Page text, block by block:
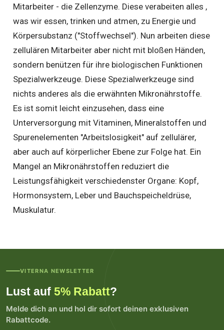
Mitarbeiter - die Zellenzyme. Diese verabeiten alles ,
was wir essen, trinken und atmen, zu Energie und
Körpersubstanz ("Stoffwechsel"). Nun arbeiten diese
zellulären Mitarbeiter aber nicht mit bloßen Händen,
sondern benützen für ihre biologischen Funktionen
Spezialwerkzeuge. Diese Spezialwerkzeuge sind
nichts anderes als die erwähnten Mikronährstoffe.
Es ist somit leicht einzusehen, dass eine
Unterversorgung mit Vitaminen, Mineralstoffen und
Spurenelementen "Arbeitslosigkeit" auf zellulärer,
aber auch auf körperlicher Ebene zur Folge hat. Ein
Mangel an Mikronährstoffen reduziert die
Leistungsfähigkeit verschiedenster Organe: Kopf,
Hormonsystem, Leber und Bauchspeicheldrüse,
Muskulatur.
VITERNA NEWSLETTER
Lust auf 5% Rabatt?
Melde dich an und hol dir sofort deinen exklusiven
Rabattcode.